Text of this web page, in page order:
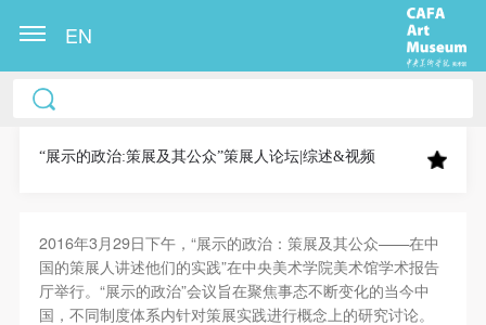
EN
“展示的政治:策展及其公众”策展人论坛|综述&视频
2016年3 月29日下午， “展示的政治：策展及其公众——在中
国的策展人讲述他们的实践”在中央美术学院美术馆学术报告
厅举行。 “展示的政治”会议旨在聚焦事态不断变化的当今中
国，不同制度体系内针对策展实践进行概念上的研究讨论。
中央美术学院美术馆出版授权协议书
称“CAFAM”），愿意将本人参与中央美术学院美术馆
果（如参与工作坊创作的作品）提交中央美术学院用
作发表、出版。中央美术学院可以以电子、网络及其
它数字媒体形式公开出版，并同意编入《中国知识资
中央美术学院美术馆出版授权协议书
称“CAFAM”），愿意将本人参与中央美术学院美术馆
果（如参与工作坊创作的作品）提交中央美术学院用
作发表、出版。中央美术学院可以以电子、网络及其
它数字媒体形式公开出版，并同意编入《中国知识资
中央美术学院美术馆出版授权协议书
称“CAFAM”），愿意将本人参与中央美术学院美术馆
果（如参与工作坊创作的作品）提交中央美术学院用
作发表、出版。中央美术学院可以以电子、网络及其
它数字媒体形式公开出版，并同意编入《中国知识资